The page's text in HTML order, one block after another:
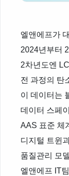
엘앤에프가
2024년부터
2차년도엔
전 과정의 탄
이 데이터는
데이터 스페
AAS 표준 체
디지털 트윈
품질관리 모
엘앤에프 IT